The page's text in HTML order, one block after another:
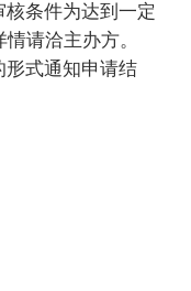
条件为达到一定
请洽主办方。
形式通知申请结